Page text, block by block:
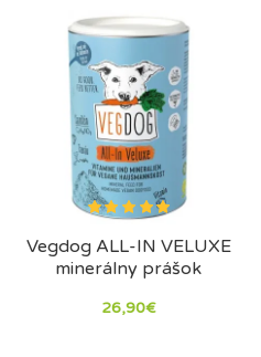
Vegdog ALL-IN VELUXE
minerálny prášok
26,90€